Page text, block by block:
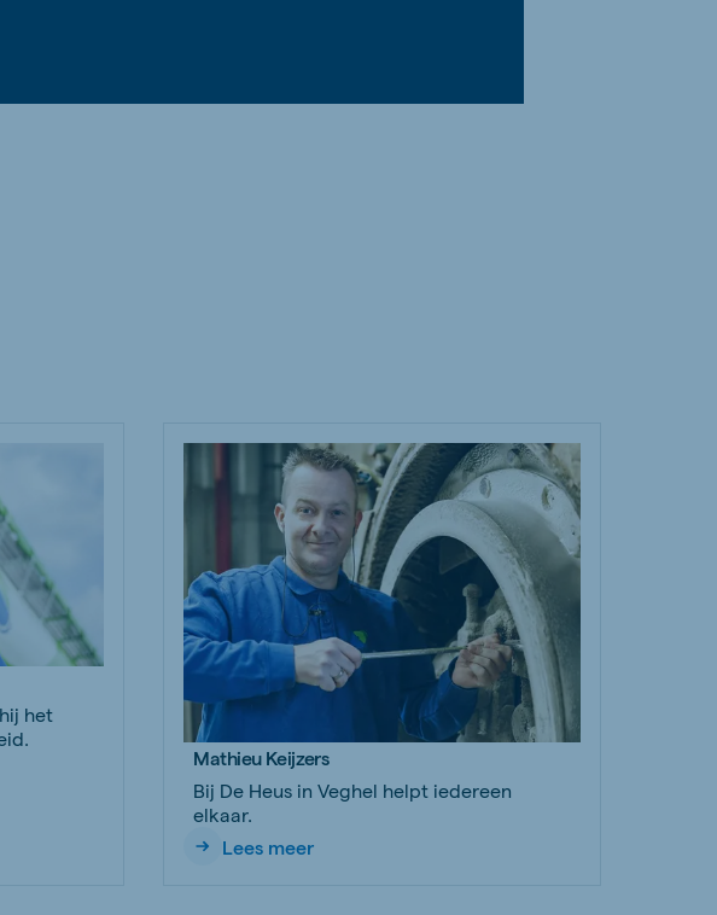
het
Mathieu Keijzers
Bij De Heus in Veghel helpt iedereen
elkaar.
Lees meer